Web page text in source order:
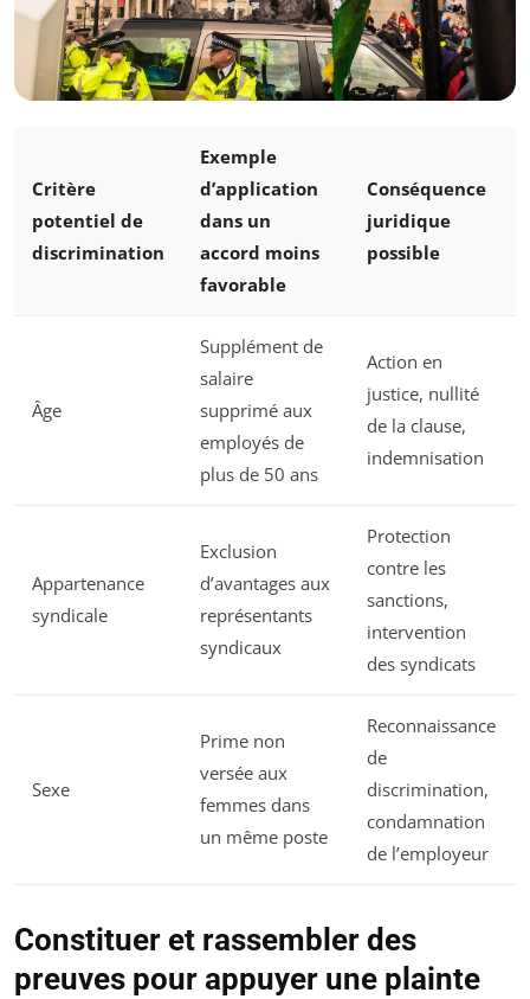
Critère
potentiel de
discrimination
Exemple
d’application
dans un
accord moins
favorable
Conséquence
juridique
possible
Âge
Supplément de
salaire
supprimé aux
employés de
plus de 50 ans
Action en
justice, nullité
de la clause,
indemnisation
Appartenance
syndicale
Exclusion
d’avantages aux
représentants
syndicaux
Protection
contre les
sanctions,
intervention
des syndicats
Sexe
Prime non
versée aux
femmes dans
un même poste
Reconnaissance
de
discrimination,
condamnation
de l’employeur
Constituer et rassembler des
preuves pour appuyer une plainte